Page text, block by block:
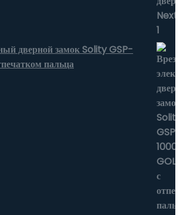
дверной замок Solity GSP-
пальца